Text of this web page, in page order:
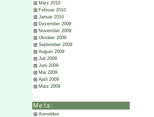
März 2010
Februar 2010
Januar 2010
Dezember 2009
November 2009
Oktober 2009
September 2009
August 2009
Juli 2009
Juni 2009
Mai 2009
April 2009
März 2009
Meta:
Anmelden